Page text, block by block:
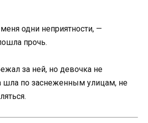
одни неприятности, —
прочь.
за ней, но девочка не
шла по заснеженным улицам, не